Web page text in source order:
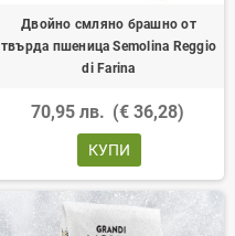
Двойно смляно брашно от
твърда пшеница Semolina Reggio
di Farina
70,95 лв. (€ 36,28)
КУПИ